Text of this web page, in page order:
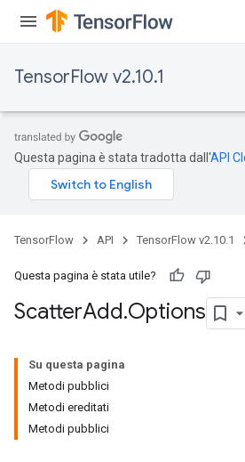
TensorFlow v2.10.1
Questa pagina è stata tradotta dall'API
TensorFlow API TensorFlow v2.10.1
Questa pagina è stata utile?
ScatterAdd.Options
Su questa pagina
Metodi pubblici
Metodi ereditati
Metodi pubblici